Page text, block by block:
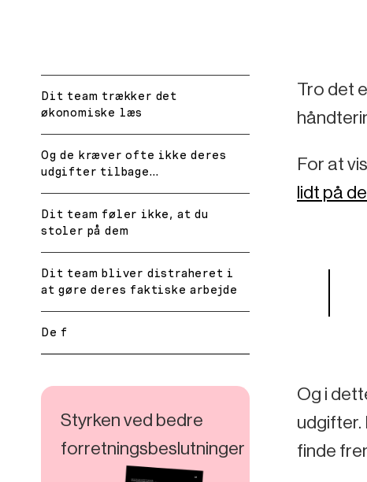
Dit team trækker det
økonomiske læs
Og de kræver ofte ikke deres
udgifter tilbage…
Dit team føler ikke, at du
stoler på dem
Dit team bliver distraheret i
at gøre deres faktiske arbejde
De f
Styrken ved bedre
forretningsbeslutninger
Tro det
For at
lidt på
Og i
udgifter.
finde